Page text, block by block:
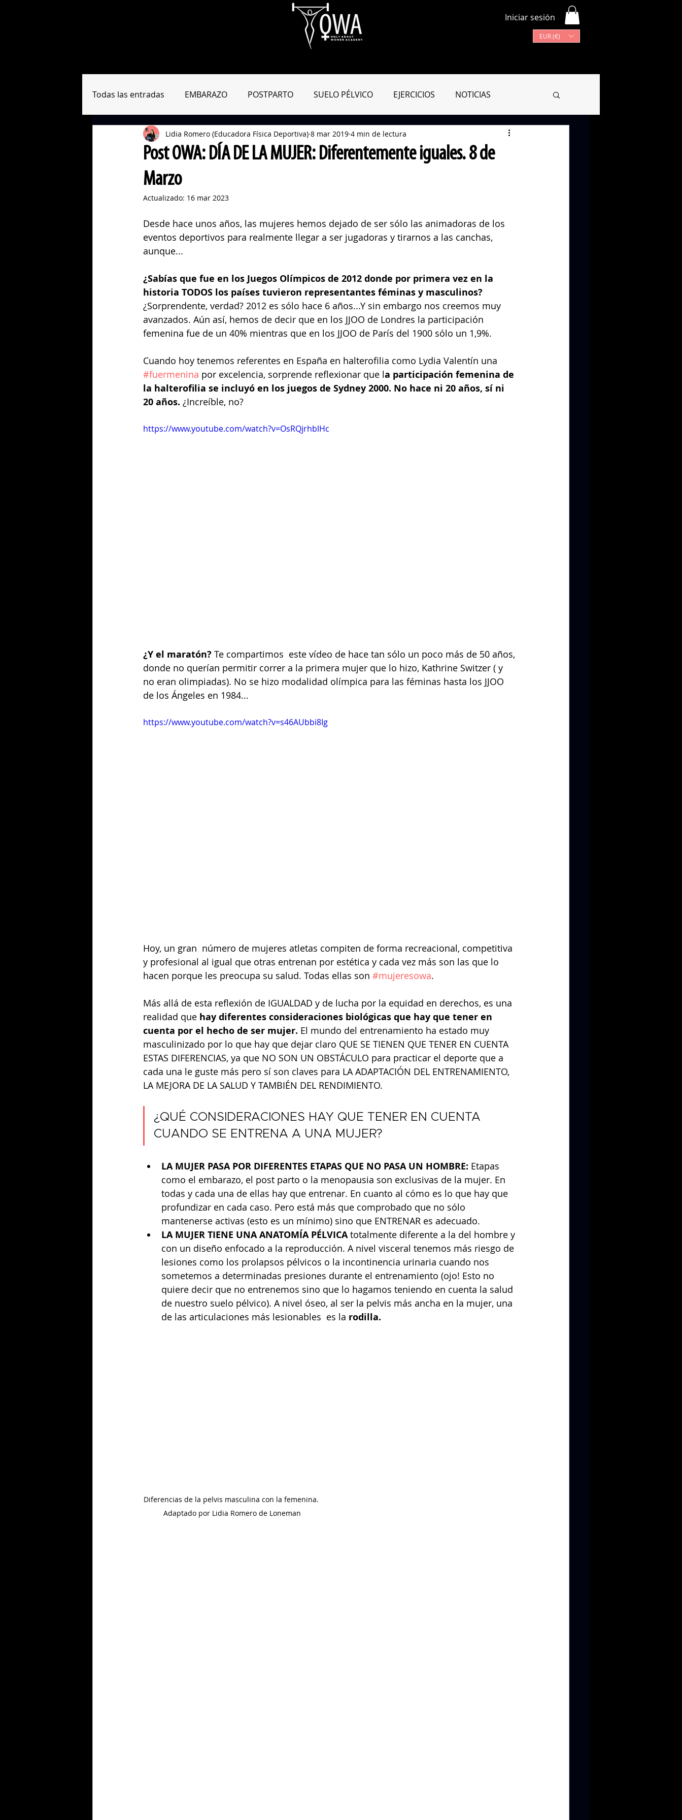
Iniciar sesión
EUR (€)
Todas las entradas EMBARAZO POSTPARTO SUELO PÉLVICO EJERCICIOS NOTICIAS
RESUMEN PAPERS HERRAMIENTAS ENTRENAMIENTO MATRO-CONSEJOS
Post OWA: DÍA DE LA MUJER: Diferentemente iguales. 8 de
Marzo
Lidia Romero (Educadora Física Deportiva) 8 mar 2019 4 min de lectura
Actualizado: 16 mar 2023
Desde hace unos años, las mujeres hemos dejado de ser sólo las animadoras de los
eventos deportivos para realmente llegar a ser jugadoras y tirarnos a las canchas,
aunque...
¿Sabías que fue en los Juegos Olímpicos de 2012 donde por primera vez en la
historia TODOS los países tuvieron representantes féminas y masculinos?
¿Sorprendente, verdad? 2012 es sólo hace 6 años...Y sin embargo nos creemos muy
avanzados. Aún así, hemos de decir que en los JJOO de Londres la participación
femenina fue de un 40% mientras que en los JJOO de París del 1900 sólo un 1,9%.
Cuando hoy tenemos referentes en España en halterofilia como Lydia Valentín una
#fuermenina por excelencia, sorprende reflexionar que la participación femenina de
la halterofilia se incluyó en los juegos de Sydney 2000. No hace ni 20 años, sí ni
20 años. ¿Increíble, no?
https://www.youtube.com/watch?v=OsRQjrhblHc
¿Y el maratón? Te compartimos  este vídeo de hace tan sólo un poco más de 50 años,
donde no querían permitir correr a la primera mujer que lo hizo, Kathrine Switzer ( y
no eran olimpiadas). No se hizo modalidad olímpica para las féminas hasta los JJOO
de los Ángeles en 1984...
https://www.youtube.com/watch?v=s46AUbbi8Ig
Hoy, un gran  número de mujeres atletas compiten de forma recreacional, competitiva
y profesional al igual que otras entrenan por estética y cada vez más son las que lo
hacen porque les preocupa su salud. Todas ellas son #mujeresowa.
Más allá de esta reflexión de IGUALDAD y de lucha por la equidad en derechos, es una
realidad que hay diferentes consideraciones biológicas que hay que tener en
cuenta por el hecho de ser mujer. El mundo del entrenamiento ha estado muy
masculinizado por lo que hay que dejar claro QUE SE TIENEN QUE TENER EN CUENTA
ESTAS DIFERENCIAS, ya que NO SON UN OBSTÁCULO para practicar el deporte que a
cada una le guste más pero sí son claves para LA ADAPTACIÓN DEL ENTRENAMIENTO,
LA MEJORA DE LA SALUD Y TAMBIÉN DEL RENDIMIENTO.
¿QUÉ CONSIDERACIONES HAY QUE TENER EN CUENTA
CUANDO SE ENTRENA A UNA MUJER?
LA MUJER PASA POR DIFERENTES ETAPAS QUE NO PASA UN HOMBRE: Etapas
como el embarazo, el post parto o la menopausia son exclusivas de la mujer. En
todas y cada una de ellas hay que entrenar. En cuanto al cómo es lo que hay que
profundizar en cada caso. Pero está más que comprobado que no sólo
mantenerse activas (esto es un mínimo) sino que ENTRENAR es adecuado.
LA MUJER TIENE UNA ANATOMÍA PÉLVICA totalmente diferente a la del hombre y
con un diseño enfocado a la reproducción. A nivel visceral tenemos más riesgo de
lesiones como los prolapsos pélvicos o la incontinencia urinaria cuando nos
sometemos a determinadas presiones durante el entrenamiento (ojo! Esto no
quiere decir que no entrenemos sino que lo hagamos teniendo en cuenta la salud
de nuestro suelo pélvico). A nivel óseo, al ser la pelvis más ancha en la mujer, una
de las articulaciones más lesionables  es la rodilla.
Diferencias de la pelvis masculina con la femenina.
Adaptado por Lidia Romero de Loneman